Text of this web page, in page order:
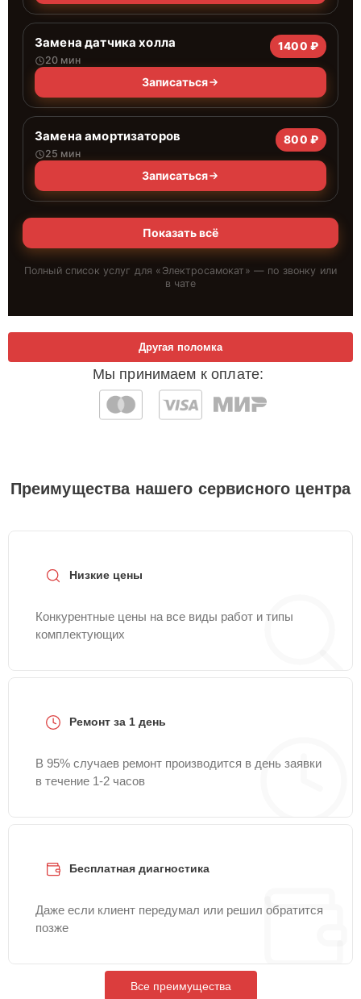
Замена датчика холла
20 мин
1400 ₽
Записаться
Замена амортизаторов
25 мин
800 ₽
Записаться
Показать всё
Полный список услуг для « Электросамокат » — по звонку или
в чате
Мы принимаем к оплате:
Другая поломка
Преимущества нашего сервисного центра
Низкие цены
Конкурентные цены на все виды работ и типы
комплектующих
Ремонт за 1 день
В 95% случаев ремонт производится в день заявки
в течение 1-2 часов
Бесплатная диагностика
Даже если клиент передумал или решил обратится
позже
Все преимущества